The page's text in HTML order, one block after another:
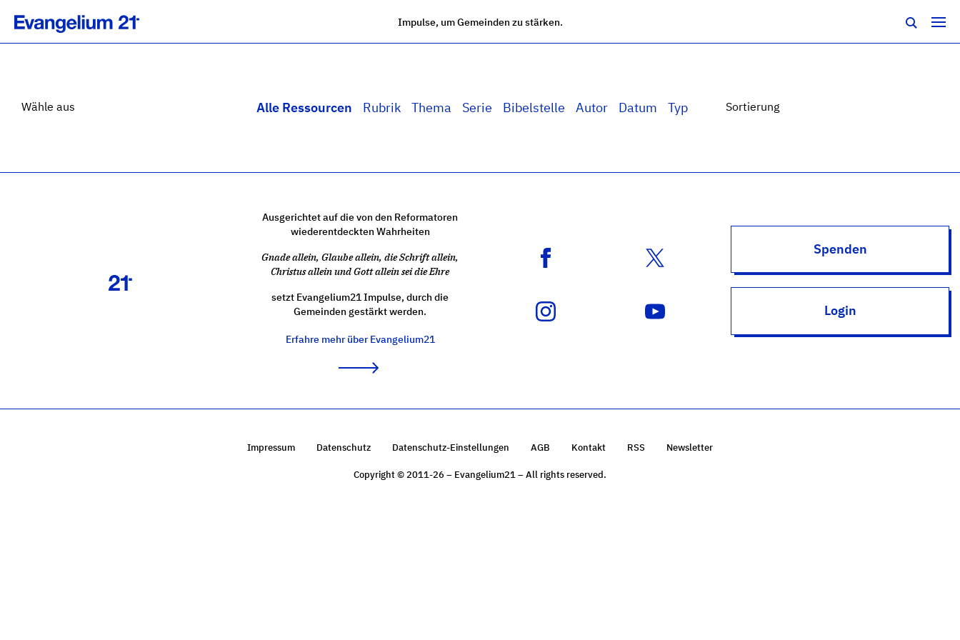
Impulse, um Gemeinden zu stärken.
Wähle aus Alle Ressourcen Rubrik Thema Serie Bibelstelle Autor Datum Typ Sortierung
Ausgerichtet auf die von den Reformatoren
wiederentdeckten Wahrheiten
Gnade allein, Glaube allein, die Schrift allein,
Christus allein und Gott allein sei die Ehre
setzt Evangelium21 Impulse, durch die
Gemeinden gestärkt werden.
Erfahre mehr über Evangelium21
Spenden
Login
Impressum Datenschutz Datenschutz-Einstellungen AGB Kontakt RSS Newsletter
Copyright © 2011-26 – Evangelium21 – All rights reserved.